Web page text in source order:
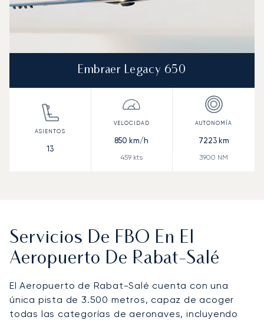
Embraer Legacy 650
13
850 km/h
459 kts
7223km
3900 NM
Servicios De FBO En El
Aeropuerto De Rabat-Salé
El Aeropuerto de Rabat-Salé cuenta con una
única pista de 3.500 metros, capaz de acoger
todas las categorías de aeronaves, incluyendo